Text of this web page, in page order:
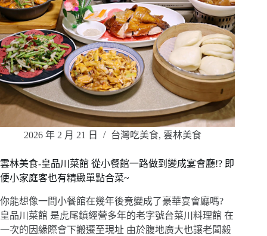
2026 年 2 月 21 日 台灣吃美食, 雲林美食
雲林美食-皇品川菜館 從小餐館一路做到變成宴會廳!? 即
便小家庭客也有精緻單點合菜~
你能想像一間小餐館在幾年後竟變成了豪華宴會廳嗎?
皇品川菜館 是虎尾鎮經營多年的老字號台菜川料理館 在
一次的因緣際會下搬遷至現址 由於腹地廣大也讓老闆毅